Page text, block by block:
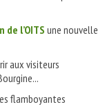
l’OITS une nouvelle
aux visiteurs
flamboyantes